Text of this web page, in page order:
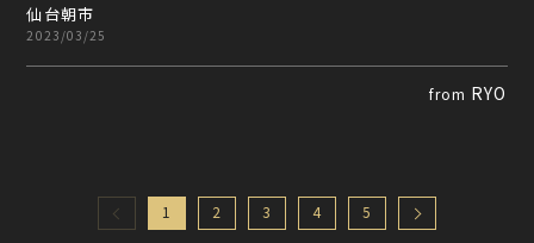
仙台朝市
2023/03/25
from RYO
1 2 3 4 5